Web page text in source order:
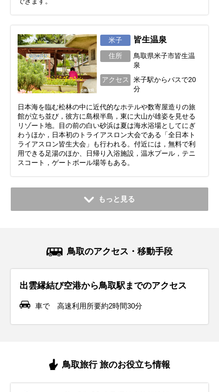
米子 皆生温泉
住所
鳥取県米子市皆生温
泉
アクセス
米子駅からバスで20
分
日本海を臨む松林の中に近代的なホテルや数寄屋造りの旅
館が立ち並び，彼方に島根半島，東に大山が雄姿を見せる
リゾート地。目の前の白い砂浜は夏は海水浴場としてにぎ
わうほか，日本初のトライアスロン大会である「全日本ト
ライアスロン皆生大会」も行われる。付近には，無料で利
用できる足湯のほか、日帰り入浴施設，温水プール，テニ
スコート，ゲートボール場等もある。
もっと見る
鳥取のアクセス・移動手段
出雲縁結び空港から鳥取駅までのアクセス
車で 高速利用所要約2時間30分
鳥取旅行 旅のお役立ち情報